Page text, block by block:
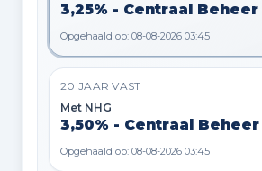
3,25% - Centraal Beheer
Opgehaald op: 08-08-2026 03:45
20 JAAR VAST
Met NHG
3,50% - Centraal Beheer
Opgehaald op: 08-08-2026 03:45